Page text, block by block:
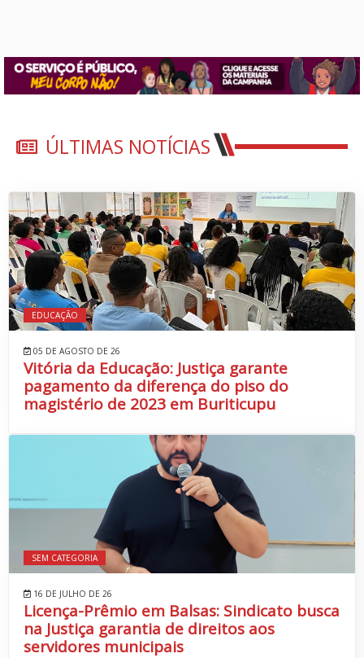
ÚLTIMAS NOTÍCIAS
EDUCAÇÃO
05 DE AGOSTO DE 26
Vitória da Educação: Justiça garante
pagamento da diferença do piso do
magistério de 2023 em Buriticupu
SEM CATEGORIA
16 DE JULHO DE 26
Licença-Prêmio em Balsas: Sindicato busca
na Justiça garantia de direitos aos
servidores municipais